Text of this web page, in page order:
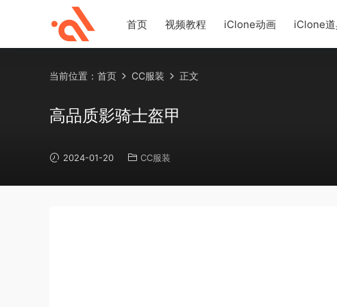
首页 视频教程 iClone动画 iClone
当前位置： 首页 CC服装 正文
高品质影骑士盔甲
2024-01-20 CC服装